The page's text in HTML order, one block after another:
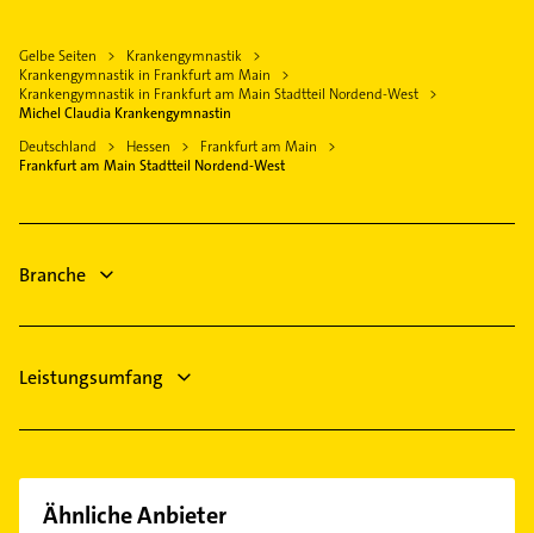
Frankfurter Berg
Gallus
Ginnheim
Griesheim
Innenstadt
Nieder-Eschbach
Nordend
Nordend-Ost
Dreieich
Maintal
Oberursel (Taunus)
Ärztehaus
Hausarzt
Allgemeinarzt
Arzt
Hausarzt
Allgemeinarzt
Klempner
Sanitärinstallation
Putzfrau
Gelbe Seiten
Krankengymnastik
Krankengymnastik in Frankfurt am Main
Krankengymnastik in Frankfurt am Main Stadtteil Nordend-West
Michel Claudia Krankengymnastin
Deutschland
Hessen
Frankfurt am Main
Frankfurt am Main Stadtteil Nordend-West
Branche
Leistungsumfang
Ähnliche Anbieter